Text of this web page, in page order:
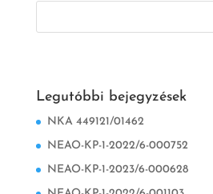
Legutóbbi bejegyzések
NKA 449121/01462
NEAO-KP-1-2022/6-000752
NEAO-KP-1-2023/6-000628